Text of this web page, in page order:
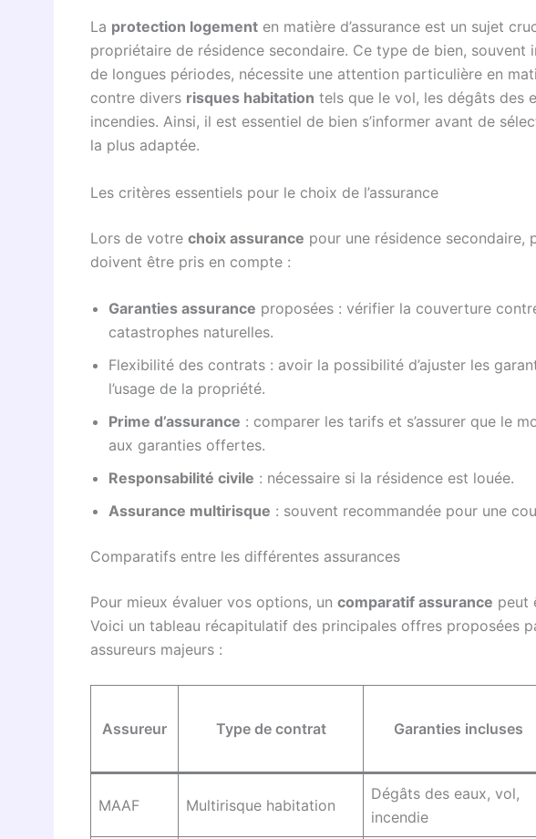
La protection logement en matière d’assurance est un sujet
propriétaire de résidence secondaire. Ce type de bien, souvent
de longues périodes, nécessite une attention particulière en
contre divers risques habitation tels que le vol, les dégâts des
incendies. Ainsi, il est essentiel de bien s’informer avant de
la plus adaptée.
Les critères essentiels pour le choix de l’assurance
Lors de votre choix assurance pour une résidence secondaire,
doivent être pris en compte :
Garanties assurance proposées : vérifier la couverture
catastrophes naturelles.
Flexibilité des contrats : avoir la possibilité d’ajuster les
l’usage de la propriété.
Prime d’assurance : comparer les tarifs et s’assurer que le
aux garanties offertes.
Responsabilité civile : nécessaire si la résidence est louée.
Assurance multirisque : souvent recommandée pour une
Comparatifs entre les différentes assurances
Pour mieux évaluer vos options, un comparatif assurance peut
Voici un tableau récapitulatif des principales offres proposées
assureurs majeurs :
Assureur Type de contrat Garanties incluses
MAAF Multirisque habitation
Dégâts des eaux, vol,
incendie